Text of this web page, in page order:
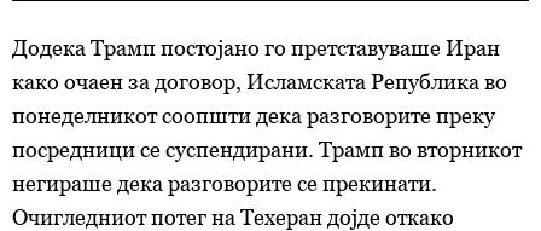
Додека Трамп постојано го претставуваше Иран
како очаен за договор, Исламската Република во
понеделникот соопшти дека разговорите преку
посредници се суспендирани. Трамп во вторникот
негираше дека разговорите се прекинати.
Очигледниот потег на Техеран дојде откако